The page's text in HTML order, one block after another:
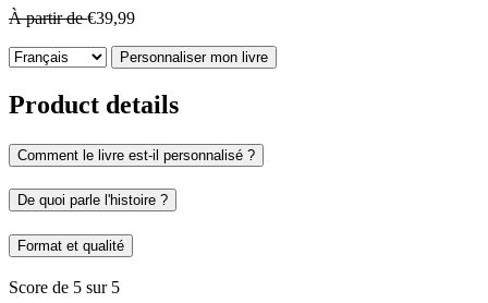
À partir de€39,99
Personnaliser mon livre
Product details
Comment le livre est-il personnalisé ?
De quoi parle l'histoire ?
Format et qualité
Score de 5 sur 5